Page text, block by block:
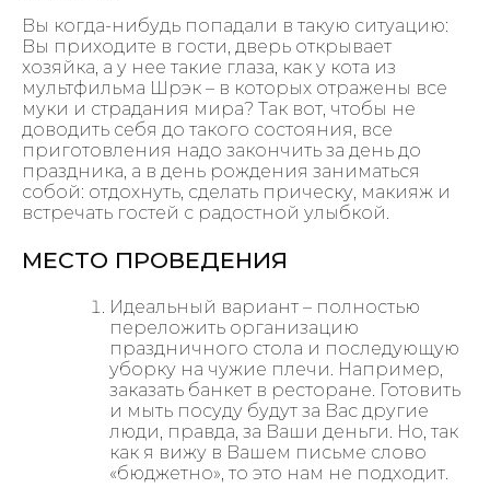
Вы когда-нибудь попадали в такую ситуацию:
Вы приходите в гости, дверь открывает
хозяйка, а у нее такие глаза, как у кота из
мультфильма Шрэк – в которых отражены все
муки и страдания мира? Так вот, чтобы не
доводить себя до такого состояния, все
приготовления надо закончить за день до
праздника, а в день рождения заниматься
собой: отдохнуть, сделать прическу, макияж и
встречать гостей с радостной улыбкой.
МЕСТО ПРОВЕДЕНИЯ
Идеальный вариант – полностью
переложить организацию
праздничного стола и последующую
уборку на чужие плечи. Например,
заказать банкет в ресторане. Готовить
и мыть посуду будут за Вас другие
люди, правда, за Ваши деньги. Но, так
как я вижу в Вашем письме слово
«бюджетно», то это нам не подходит.